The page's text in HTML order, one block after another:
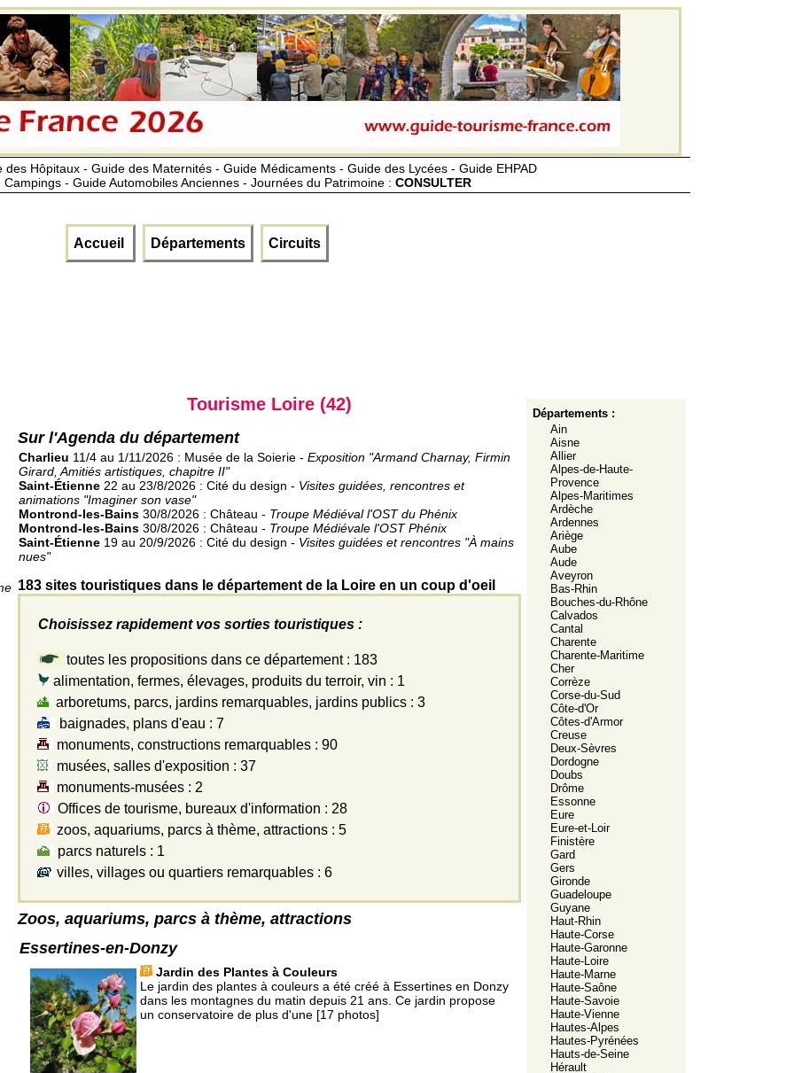
Hôpitaux - Guide des Maternités - Guide Médicaments - Guide des Lycées - Guide EHPAD
- Guide Automobiles Anciennes - Journées du Patrimoine : CONSULTER
Accueil Départements Circuits
Départements :
Ain
Aisne
Allier
Alpes-de-Haute-
Provence
Alpes-Maritimes
Ardèche
Ardennes
Ariège
Aube
Aude
Aveyron
Bas-Rhin
Bouches-du-Rhône
Calvados
Cantal
Charente
Charente-Maritime
Cher
Corrèze
Corse-du-Sud
Côte-d'Or
Côtes-d'Armor
Creuse
Deux-Sèvres
Dordogne
Doubs
Drôme
Essonne
Eure
Eure-et-Loir
Finistère
Gard
Gers
Gironde
Guadeloupe
Guyane
Haut-Rhin
Haute-Corse
Haute-Garonne
Haute-Loire
Haute-Marne
Haute-Saône
Haute-Savoie
Haute-Vienne
Hautes-Alpes
Hautes-Pyrénées
Hauts-de-Seine
Hérault
Tourisme Loire (42)
Sur l'Agenda du département
Charlieu 11/4 au 1/11/2026 : Musée de la Soierie - Exposition "Armand Charnay, Firmin
Girard, Amitiés artistiques, chapitre II"
Saint-Étienne 22 au 23/8/2026 : Cité du design - Visites guidées, rencontres et
animations "Imaginer son vase"
Montrond-les-Bains 30/8/2026 : Château - Troupe Médiéval l'OST du Phénix
Montrond-les-Bains 30/8/2026 : Château - Troupe Médiévale l'OST Phénix
Saint-Étienne 19 au 20/9/2026 : Cité du design - Visites guidées et rencontres "À mains
nues"
183 sites touristiques dans le département de la Loire en un coup d'oeil
Choisissez rapidement vos sorties touristiques :
toutes les propositions dans ce département : 183
alimentation, fermes, élevages, produits du terroir, vin : 1
arboretums, parcs, jardins remarquables, jardins publics : 3
baignades, plans d'eau : 7
monuments, constructions remarquables : 90
musées, salles d'exposition : 37
monuments-musées : 2
Offices de tourisme, bureaux d'information : 28
zoos, aquariums, parcs à thème, attractions : 5
parcs naturels : 1
villes, villages ou quartiers remarquables : 6
Zoos, aquariums, parcs à thème, attractions
Essertines-en-Donzy
Jardin des Plantes à Couleurs
Le jardin des plantes à couleurs a été créé à Essertines en Donzy
dans les montagnes du matin depuis 21 ans. Ce jardin propose
un conservatoire de plus d'une [17 photos]